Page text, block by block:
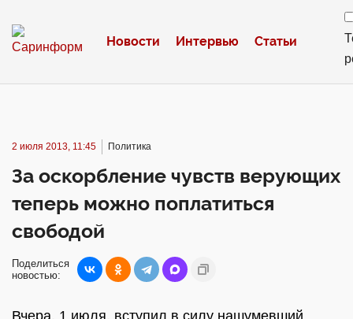
Новости Интервью Статьи
2 июля 2013, 11:45 Политика
За оскорбление чувств верующих
теперь можно поплатиться
свободой
Поделиться
новостью:
Вчера, 1 июля, вступил в силу нашумевший